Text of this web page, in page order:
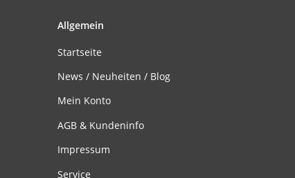
Allgemein
Startseite
News / Neuheiten / Blog
Mein Konto
AGB & Kundeninfo
Impressum
Service